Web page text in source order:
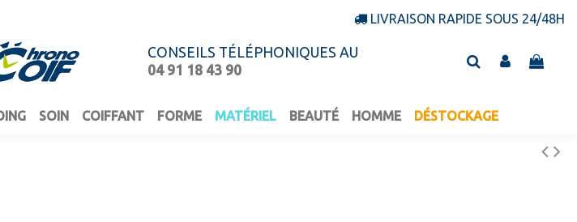
LIVRAISON RAPIDE SOUS 24/48H
CONSEILS TÉLÉPHONIQUES AU
04 91 18 43 90
SOIN COIFFANT FORME MATÉRIEL BEAUTÉ HOMME DÉSTOCKAGE